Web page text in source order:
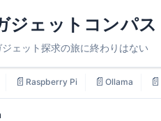
ジェットコンパス
ジェット探求の旅に終わりはない
📄 Raspberry Pi 📄 Ollama 📄